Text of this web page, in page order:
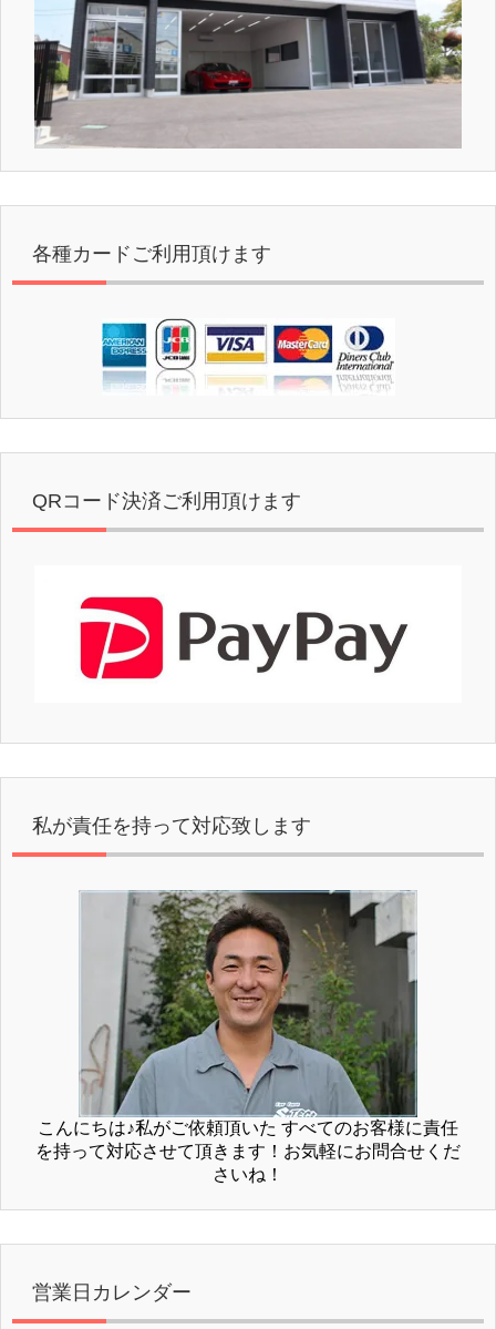
各種カードご利用頂けます
QRコード決済ご利用頂けます
私が責任を持って対応致します
こんにちは♪私がご依頼頂いた すべてのお客様に責任
を持って対応させて頂きます！お気軽にお問合せくだ
さいね！
営業日カレンダー